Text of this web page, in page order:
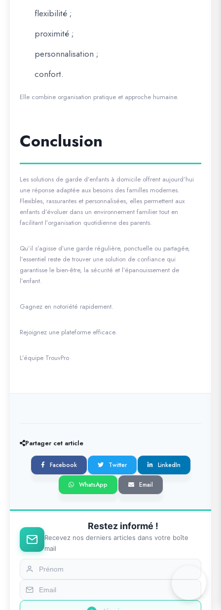
flexibilité ;
proximité ;
personnalisation ;
confort.
Elle combine organisation pratique et approche humaine.
Conclusion
Les solutions de garde d’enfants à domicile offrent aujourd’hui
une réponse adaptée aux besoins des familles modernes.
Flexibles, rassurantes et personnalisées, elles permettent aux
enfants d’évoluer dans un environnement familier tout en
facilitant l’organisation quotidienne des parents.
Qu’il s’agisse d’une garde régulière, ponctuelle ou partagée,
l’essentiel reste de trouver une solution de confiance qui
garantisse le bien-être, la sécurité et l’épanouissement de
l’enfant.
Gagnez en notoriété rapidement.
Rejoignez une plateforme efficace.
L’équipe TrouvPro
Partager cet article
Facebook Twitter LinkedIn
WhatsApp Email
Restez informé !
Recevez nos derniers articles dans votre boîte
mail